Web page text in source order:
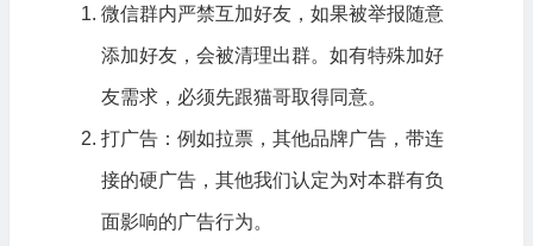
微信群内严禁互加好友，如果被举报随意
添加好友，会被清理出群。如有特殊加好
友需求，必须先跟猫哥取得同意。
打广告：例如拉票，其他品牌广告，带连
接的硬广告，其他我们认定为对本群有负
面影响的广告行为。